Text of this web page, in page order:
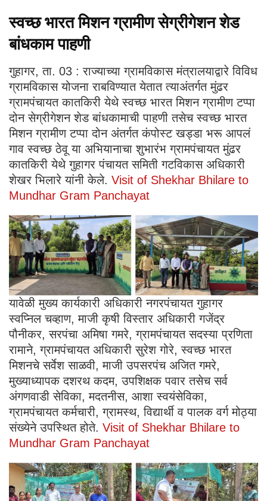
स्वच्छ भारत मिशन ग्रामीण सेग्रीगेशन शेड
बांधकाम पाहणी
गुहागर, ता. 03 : राज्याच्या ग्रामविकास मंत्रालयाद्वारे विविध
ग्रामविकास योजना राबविण्यात येतात त्याअंतर्गत मुंढर
ग्रामपंचायत कातकिरी येथे स्वच्छ भारत मिशन ग्रामीण टप्पा
दोन सेग्रीगेशन शेड बांधकामाची पाहणी तसेच स्वच्छ भारत
मिशन ग्रामीण टप्पा दोन अंतर्गत कंपोस्ट खड्डा भरू आपलं
गाव स्वच्छ ठेवू या अभियानाचा शुभारंभ ग्रामपंचायत मुंढर
कातकिरी येथे गुहागर पंचायत समिती गटविकास अधिकारी
शेखर भिलारे यांनी केले. Visit of Shekhar Bhilare to
Mundhar Gram Panchayat
यावेळी मुख्य कार्यकारी अधिकारी नगरपंचायत गुहागर
स्वप्निल चव्हाण, माजी कृषी विस्तार अधिकारी गजेंद्र
पौनीकर, सरपंचा अमिषा गमरे, ग्रामपंचायत सदस्या प्रणिता
रामाने, ग्रामपंचायत अधिकारी सुरेश गोरे, स्वच्छ भारत
मिशनचे सर्वेश साळवी, माजी उपसरपंच अजित गमरे,
मुख्याध्यापक दशरथ कदम, उपशिक्षक पवार तसेच सर्व
अंगणवाडी सेविका, मदतनीस, आशा स्वयंसेविका,
ग्रामपंचायत कर्मचारी, ग्रामस्थ, विद्यार्थी व पालक वर्ग मोठ्या
संख्येने उपस्थित होते. Visit of Shekhar Bhilare to
Mundhar Gram Panchayat